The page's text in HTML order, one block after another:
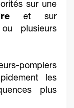
sur une
et sur
plusieurs
pompiers
les
plus